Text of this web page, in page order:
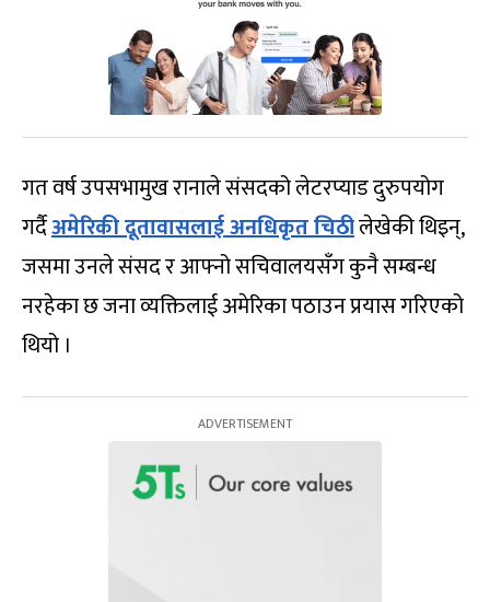
गत वर्ष उपसभामुख रानाले संसदको लेटरप्याड दुरुपयोग
गर्दैअमेरिकी दूतावासलाई अनधिकृत चिठीलेखेकी थिइन्,
जसमा उनले संसद र आफ्नो सचिवालयसँग कुनै सम्बन्ध
नरहेका छ जना व्यक्तिलाई अमेरिका पठाउन प्रयास गरिएको
थियो ।